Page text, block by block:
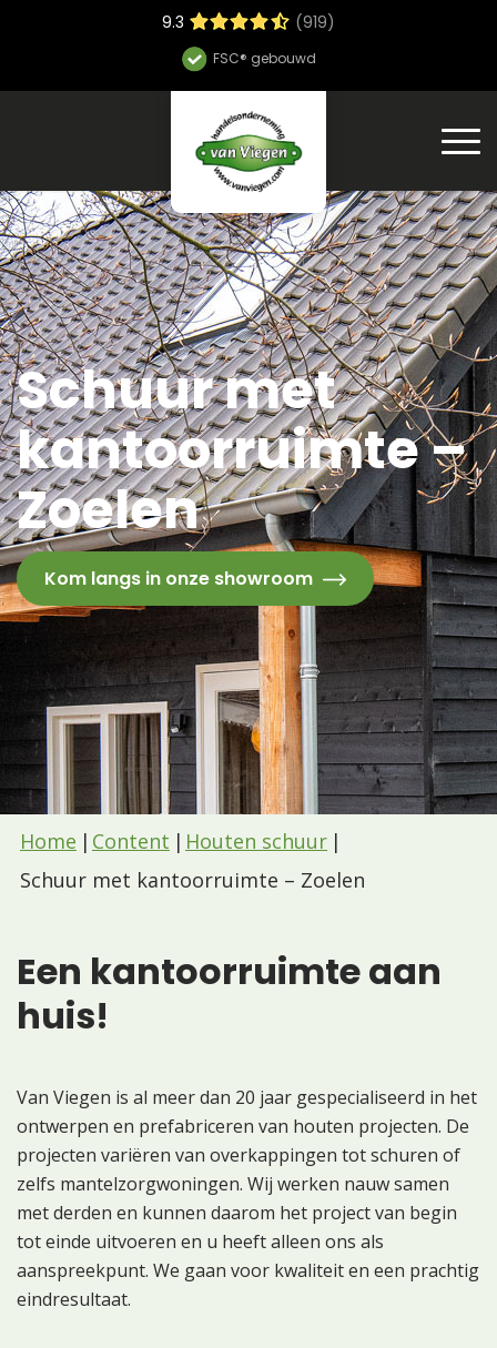
9.3 (919)
Hoge bouwsnelheid
Schuur met
kantoorruimte –
Zoelen
Kom langs in onze showroom
Home Content
Houten schuur
Schuur met kantoorruimte – Zoelen
Een kantoorruimte aan
huis!
Van Viegen is al meer dan 20 jaar gespecialiseerd in het
ontwerpen en prefabriceren van houten projecten. De
projecten variëren van overkappingen tot schuren of
zelfs mantelzorgwoningen. Wij werken nauw samen
met derden en kunnen daarom het project van begin
tot einde uitvoeren en u heeft alleen ons als
aanspreekpunt. We gaan voor kwaliteit en een prachtig
eindresultaat.